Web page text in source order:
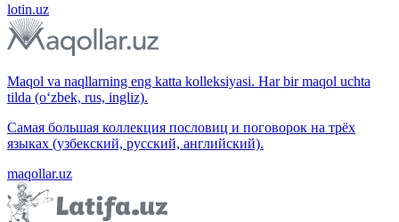
lotin.uz
Maqol va naqllarning eng katta kolleksiyasi. Har bir maqol uchta
tilda (o‘zbek, rus, ingliz).
Самая большая коллекция пословиц и поговорок на трёх
языках (узбекский, русский, английский).
maqollar.uz